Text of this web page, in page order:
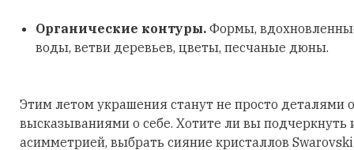
Органические контуры. Формы,
воды, ветви деревьев, цветы, песчаные дюны.
Этим летом украшения станут не просто деталями
высказываниями о себе. Хотите ли вы подчеркнуть
асимметрией, выбрать сияние кристаллов